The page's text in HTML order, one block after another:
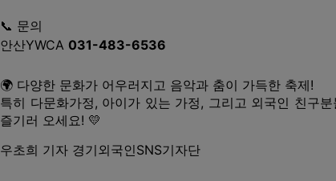
📞 문의
안산YWCA 031-483-6536
🌍 다양한 문화가 어우러지고 음악과 춤이 가득한 축제!
특히 다문화가정, 아이가 있는 가정, 그리고 외국인 친구
즐기러 오세요! 💛
우초희 기자 경기외국인SNS기자단